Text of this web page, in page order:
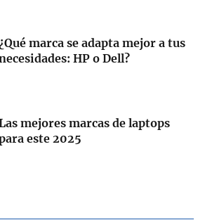
marca se adapta mejor a tus
HP o Dell?
mejores marcas de laptops
este 2025